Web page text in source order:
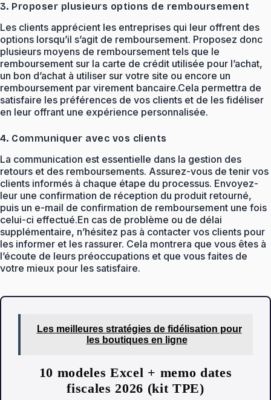
3. Proposer plusieurs options de remboursement
Les clients apprécient les entreprises qui leur offrent des
options lorsqu’il s’agit de remboursement. Proposez donc
plusieurs moyens de remboursement tels que le
remboursement sur la carte de crédit utilisée pour l’achat,
un bon d’achat à utiliser sur votre site ou encore un
remboursement par virement bancaire.Cela permettra de
satisfaire les préférences de vos clients et de les fidéliser
en leur offrant une expérience personnalisée.
4. Communiquer avec vos clients
La communication est essentielle dans la gestion des
retours et des remboursements. Assurez-vous de tenir vos
clients informés à chaque étape du processus. Envoyez-
leur une confirmation de réception du produit retourné,
puis un e-mail de confirmation de remboursement une fois
celui-ci effectué.En cas de problème ou de délai
supplémentaire, n’hésitez pas à contacter vos clients pour
les informer et les rassurer. Cela montrera que vous êtes à
l’écoute de leurs préoccupations et que vous faites de
votre mieux pour les satisfaire.
Les meilleures stratégies de fidélisation pour
les boutiques en ligne
10 modeles Excel + memo dates
fiscales 2026 (kit TPE)